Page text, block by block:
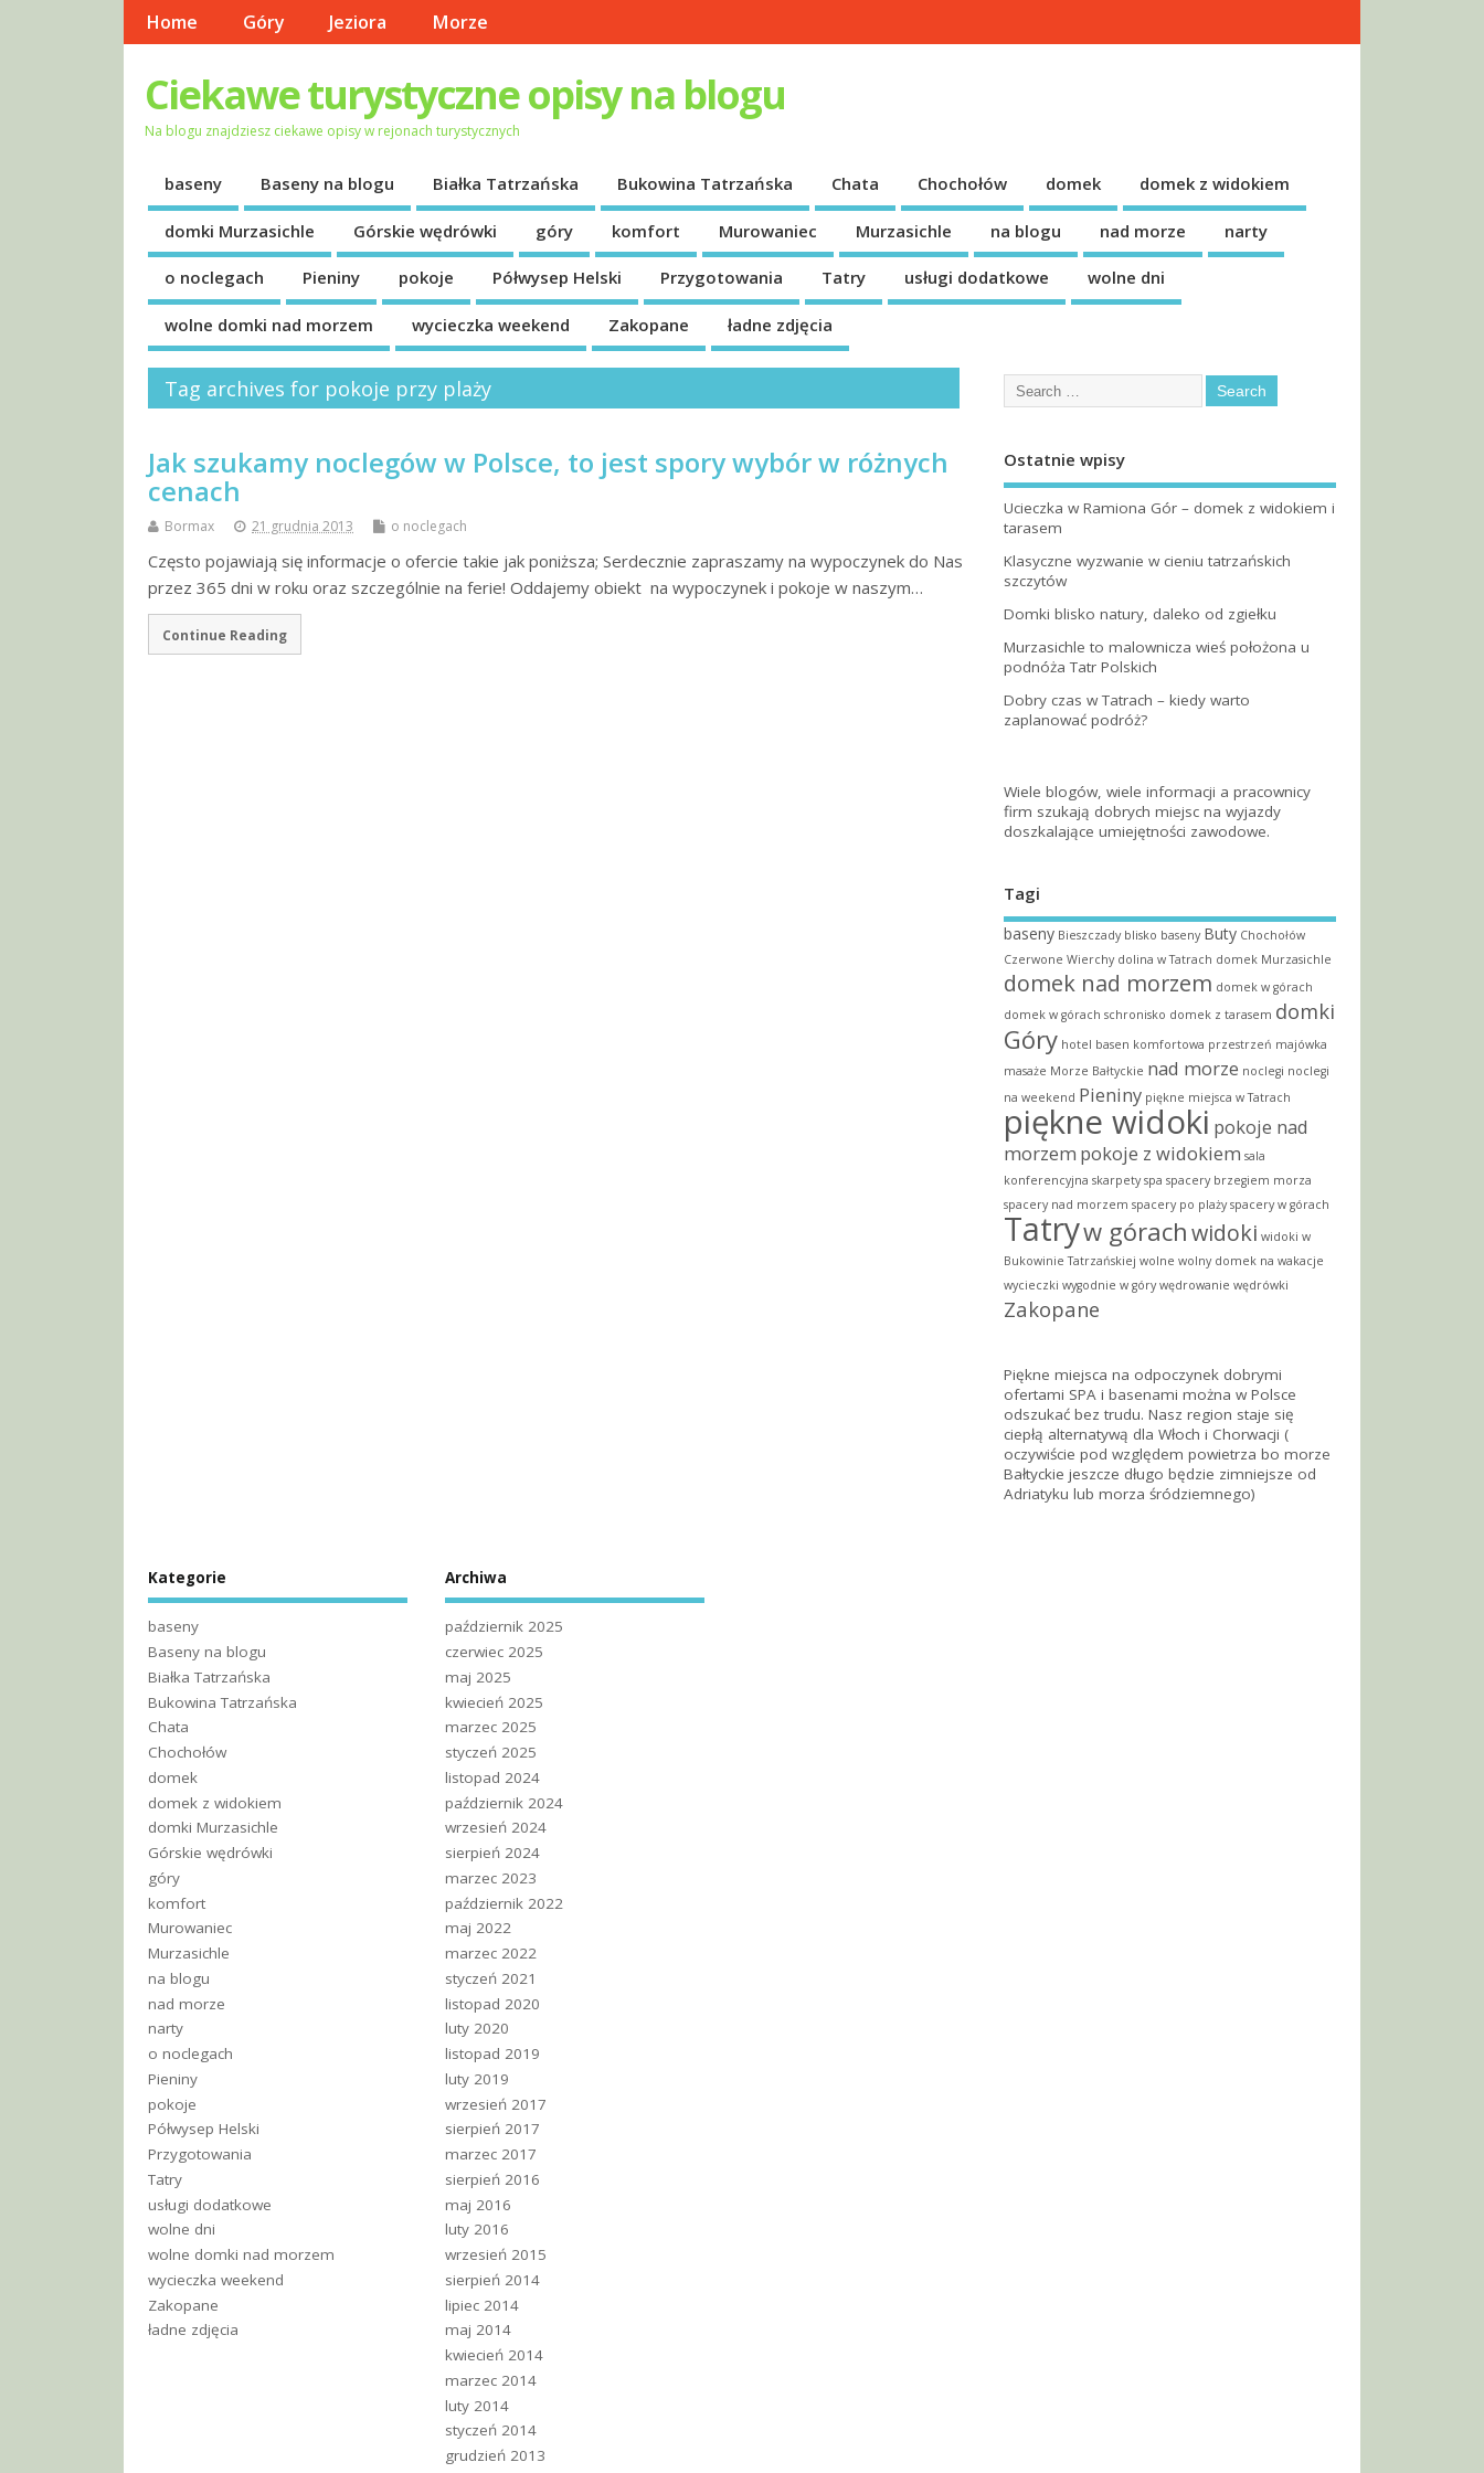
Home Góry Jeziora Morze
Ciekawe turystyczne opisy na blogu
Na blogu znajdziesz ciekawe opisy w rejonach turystycznych
baseny Baseny na blogu Białka Tatrzańska Bukowina Tatrzańska Chata Chochołów domek domek z widokiem
domki Murzasichle Górskie wędrówki góry komfort Murowaniec Murzasichle na blogu nad morze narty
o noclegach Pieniny pokoje Półwysep Helski Przygotowania Tatry usługi dodatkowe wolne dni
wolne domki nad morzem wycieczka weekend Zakopane ładne zdjęcia
Tag archives for pokoje przy plaży
Jak szukamy noclegów w Polsce, to jest spory wybór w różnych
cenach
Bormax 21 grudnia 2013 o noclegach
Często pojawiają się informacje o ofercie takie jak poniższa; Serdecznie zapraszamy na wypoczynek do Nas
przez 365 dni w roku oraz szczególnie na ferie! Oddajemy obiekt na wypoczynek i pokoje w naszym…
Continue Reading
Ostatnie wpisy
Ucieczka w Ramiona Gór – domek z widokiem i
tarasem
Klasyczne wyzwanie w cieniu tatrzańskich
szczytów
Domki blisko natury, daleko od zgiełku
Murzasichle to malownicza wieś położona u
podnóża Tatr Polskich
Dobry czas w Tatrach – kiedy warto
zaplanować podróż?
Wiele blogów, wiele informacji a pracownicy
firm szukają dobrych miejsc na wyjazdy
doszkalające umiejętności zawodowe.
Tagi
baseny Bieszczady blisko baseny Buty Chochołów
Czerwone Wierchy dolina w Tatrach domek Murzasichle
domek nad morzem domek w górach
domek w górach schronisko domek z tarasem domki
Góry hotel basen komfortowa przestrzeń majówka
masaże Morze Bałtyckie nad morze noclegi noclegi
na weekend Pieniny piękne miejsca w Tatrach
piękne widoki pokoje nad
morzem pokoje z widokiem sala
konferencyjna skarpety spa spacery brzegiem morza
spacery nad morzem spacery po plaży spacery w górach
Tatryw górachwidoki widoki w
Bukowinie Tatrzańskiej wolne wolny domek na wakacje
wycieczki wygodnie w góry wędrowanie wędrówki
Zakopane
Piękne miejsca na odpoczynek dobrymi
ofertami SPAi basenami można w Polsce
odszukać bez trudu. Nasz region staje się
ciepłą alternatywą dla Włoch i Chorwacji (
oczywiście pod względem powietrza bo morze
Bałtyckie jeszcze długo będzie zimniejsze od
Adriatyku lub morza śródziemnego)
Kategorie
baseny
Baseny na blogu
Białka Tatrzańska
Bukowina Tatrzańska
Chata
Chochołów
domek
domek z widokiem
domki Murzasichle
Górskie wędrówki
góry
komfort
Murowaniec
Murzasichle
na blogu
nad morze
narty
o noclegach
Pieniny
pokoje
Półwysep Helski
Przygotowania
Tatry
usługi dodatkowe
wolne dni
wolne domki nad morzem
wycieczka weekend
Zakopane
ładne zdjęcia
Archiwa
październik 2025
czerwiec 2025
maj 2025
kwiecień 2025
marzec 2025
styczeń 2025
listopad 2024
październik 2024
wrzesień 2024
sierpień 2024
marzec 2023
październik 2022
maj 2022
marzec 2022
styczeń 2021
listopad 2020
luty 2020
listopad 2019
luty 2019
wrzesień 2017
sierpień 2017
marzec 2017
sierpień 2016
maj 2016
luty 2016
wrzesień 2015
sierpień 2014
lipiec 2014
maj 2014
kwiecień 2014
marzec 2014
luty 2014
styczeń 2014
grudzień 2013